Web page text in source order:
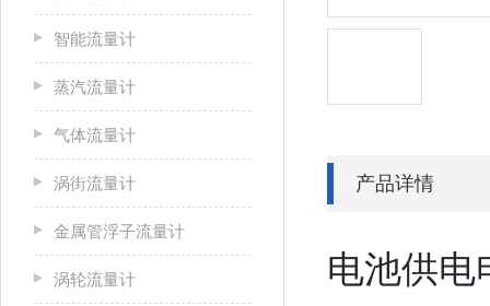
智能流量计
蒸汽流量计
气体流量计
涡街流量计
金属管浮子流量计
涡轮流量计
产品详情
电池供电